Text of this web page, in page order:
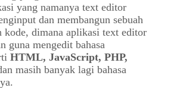
yang namanya text editor
dan membangun sebuah
kode, dimana aplikasi text editor
guna mengedit bahasa
HTML, JavaScript, PHP,
masih banyak lagi bahasa